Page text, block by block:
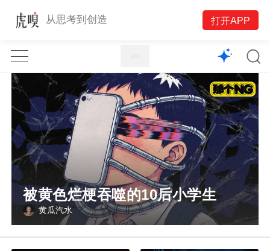
APP
主页 从思考到创造 打开APP
被黄色烂梗吞噬的10后小学生
黄瓜汽水